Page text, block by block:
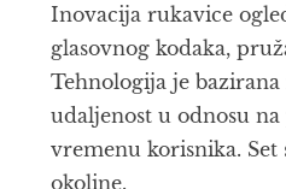
Inovacija rukavice
glasovnog kodaka,
Tehnologija je
udaljenost u odnosu
vremenu korisnika.
okoline.